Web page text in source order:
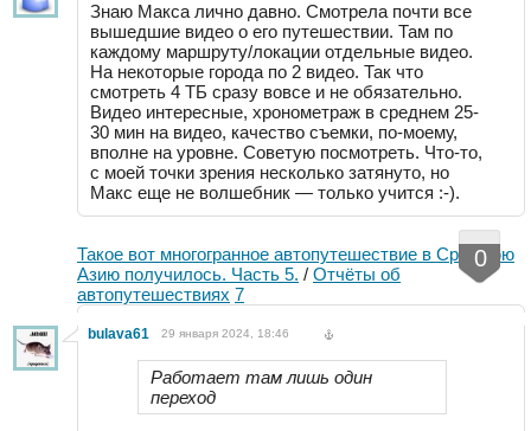
Знаю Макса лично давно. Смотрела почти все
вышедшие видео о его путешествии. Там по
каждому маршруту/локации отдельные видео.
На некоторые города по 2 видео. Так что
смотреть 4 ТБ сразу вовсе и не обязательно.
Видео интересные, хронометраж в среднем 25-
30 мин на видео, качество съемки, по-моему,
вполне на уровне. Советую посмотреть. Что-то,
с моей точки зрения несколько затянуто, но
Макс еще не волшебник — только учится :-).
Такое вот многогранное автопутешествие в Среднюю
Азию получилось. Часть 5. / Отчёты об
автопутешествиях 7
0
bulava61 29 января 2024, 18:46
Работает там лишь один
переход